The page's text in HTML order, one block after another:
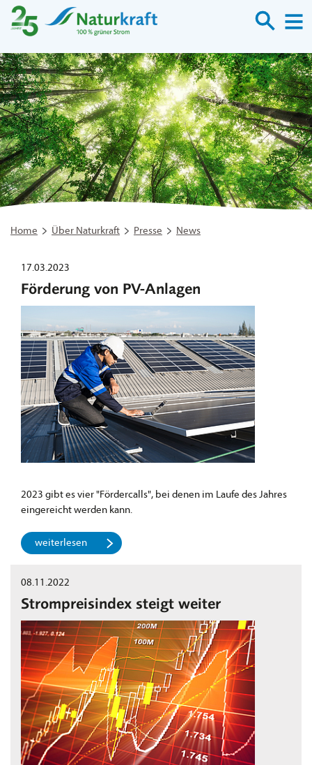
Suche
Home Über Naturkraft Presse News
17.03.2023
Förderung von PV-Anlagen
2023 gibt es vier "Fördercalls", bei denen im Laufe des Jahres
eingereicht werden kann.
weiterlesen
08.11.2022
Strompreisindex steigt weiter